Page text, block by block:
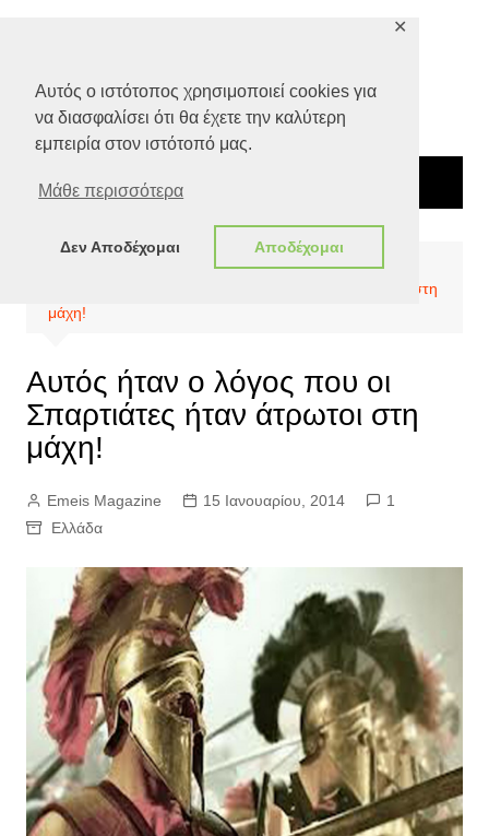
Αυτός ο ιστότοπος χρησιμοποιεί cookies για
να διασφαλίσει ότι θα έχετε την καλύτερη
εμπειρία στον ιστότοπό μας.
Μάθε περισσότερα
Δεν Αποδέχομαι Αποδέχομαι
✕
Ελλάδα
Αυτός ήταν ο λόγος που οι Σπαρτιάτες ήταν άτρωτοι στη
μάχη!
Αυτός ήταν ο λόγος που οι
Σπαρτιάτες ήταν άτρωτοι στη
μάχη!
Emeis Magazine 15 Ιανουαρίου, 2014
1
Ελλάδα